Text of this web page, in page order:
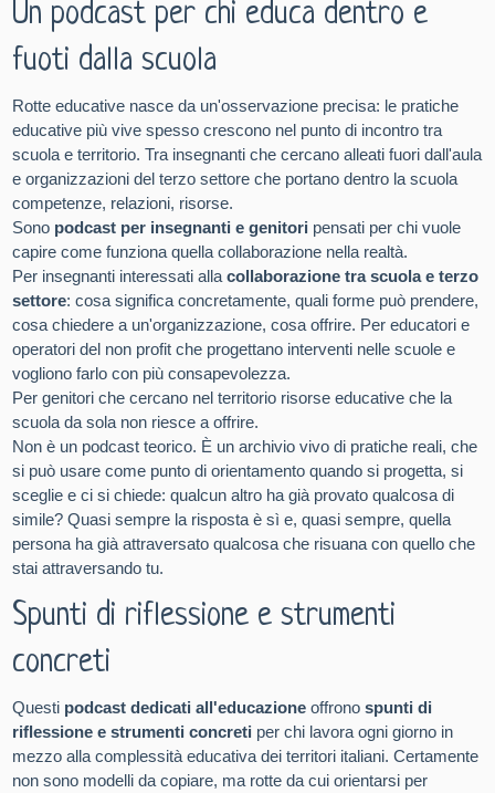
Un podcast per chi educa dentro e
fuoti dalla scuola
Rotte educative nasce da un'osservazione precisa: le pratiche
educative più vive spesso crescono nel punto di incontro tra
scuola e territorio. Tra insegnanti che cercano alleati fuori dall'aula
e organizzazioni del terzo settore che portano dentro la scuola
competenze, relazioni, risorse.
Sono podcast per insegnanti e genitori pensati per chi vuole
capire come funziona quella collaborazione nella realtà.
Per insegnanti interessati allacollaborazione tra scuola e terzo
settore: cosa significa concretamente, quali forme può prendere,
cosa chiedere a un'organizzazione, cosa offrire. Per educatori e
operatori del non profit che progettano interventi nelle scuole e
vogliono farlo con più consapevolezza.
Per genitori che cercano nel territorio risorse educative che la
scuola da sola non riesce a offrire.
Non è un podcast teorico. È un archivio vivo di pratiche reali, che
si può usare come punto di orientamento quando si progetta, si
sceglie e ci si chiede: qualcun altro ha già provato qualcosa di
simile? Quasi sempre la risposta è sì e, quasi sempre, quella
persona ha già attraversato qualcosa che risuana con quello che
stai attraversando tu.
Spunti di riflessione e strumenti
concreti
Questi podcast dedicati all'educazione offronospunti di
riflessione e strumenti concreti per chi lavora ogni giorno in
mezzo alla complessità educativa dei territori italiani. Certamente
non sono modelli da copiare, ma rotte da cui orientarsi per